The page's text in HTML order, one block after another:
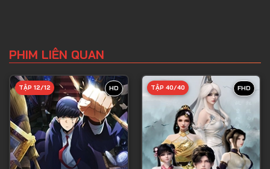
PHIM LIÊN QUAN
HD
TẬP 12/12 FHD
TẬP 40/40